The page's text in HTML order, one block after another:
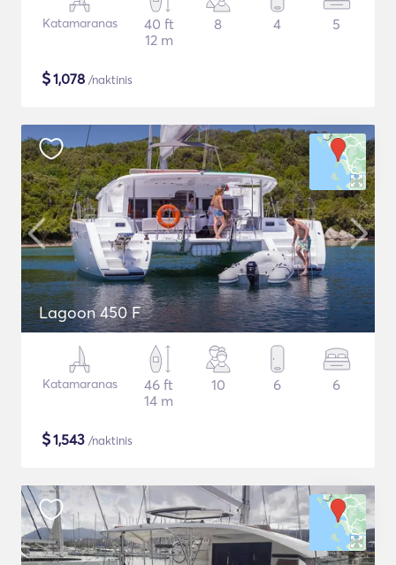
Katamaranas
40 ft
12 m
8 4 5
$1,078 /naktinis
Lagoon 450 F
Katamaranas
46 ft
14 m
10 6 6
$1,543 /naktinis